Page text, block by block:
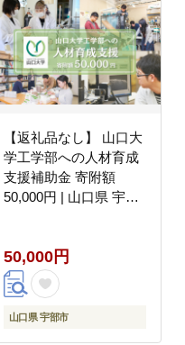
【返礼品なし】 山口大
学工学部への人材育成
支援補助金 寄附額
50,000円 | 山口県 宇部
50,000円
山口県 宇部市